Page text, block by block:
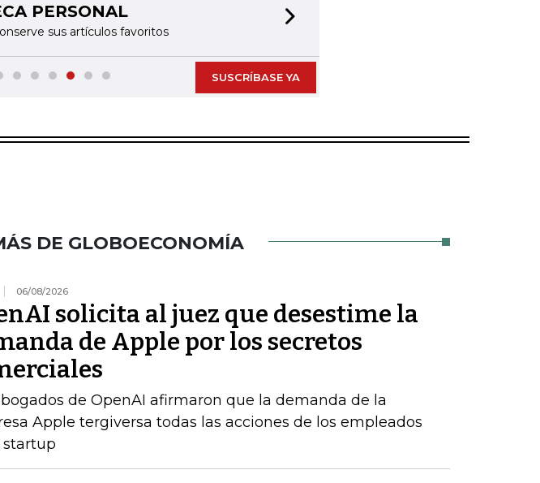
PERSONAL
sus artículos favoritos
SUSCRÍBASE YA
DE GLOBOECONOMÍA
06/08/2026
solicita al juez que desestime la
de Apple por los secretos
de OpenAI afirmaron que la demanda de la
Apple tergiversa todas las acciones de los empleados
startup